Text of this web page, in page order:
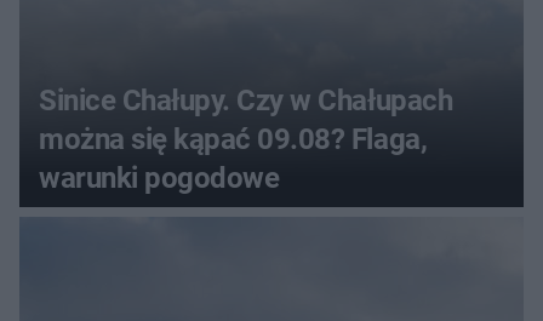
Sinice Chałupy. Czy w Chałupach
można się kąpać 09.08? Flaga,
warunki pogodowe